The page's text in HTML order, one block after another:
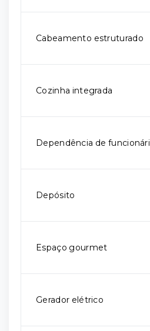
Cabeamento estruturado
Cozinha integrada
Dependência de funcionári
Depósito
Espaço gourmet
Gerador elétrico